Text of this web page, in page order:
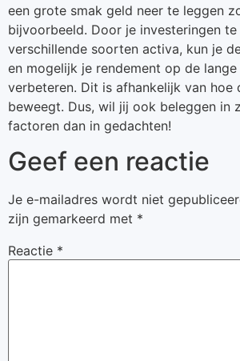
een grote smak geld neer te leggen
bijvoorbeeld. Door je investeringen
verschillende soorten activa, kun je
en mogelijk je rendement op de
verbeteren. Dit is afhankelijk van hoe
beweegt. Dus, wil jij ook beleggen in
factoren dan in gedachten!
Geef een reactie
Je e-mailadres wordt niet
zijn gemarkeerd met *
Reactie *